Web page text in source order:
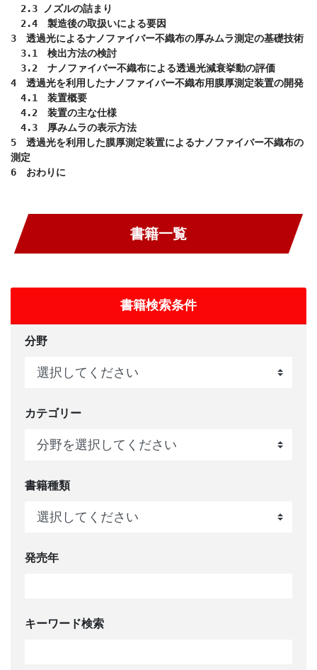
2.3 ノズルの詰まり
2.4　製造後の取扱いによる要因
3　透過光によるナノファイバー不織布の厚みムラ測定の基礎技術
3.1　検出方法の検討
3.2　ナノファイバー不織布による透過光減衰挙動の評価
4　透過光を利用したナノファイバー不織布用膜厚測定装置の開発
4.1　装置概要
4.2　装置の主な仕様
4.3　厚みムラの表示方法
5　透過光を利用した膜厚測定装置によるナノファイバー不織布の
測定
6　おわりに
書籍一覧
書籍検索条件
分野
カテゴリー
書籍種類
発売年
キーワード検索